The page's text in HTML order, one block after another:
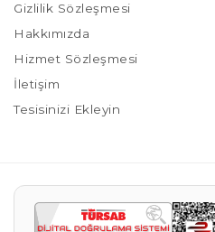
Gizlilik Sözleşmesi
Hakkımızda
Hizmet Sözleşmesi
İletişim
Tesisinizi Ekleyin